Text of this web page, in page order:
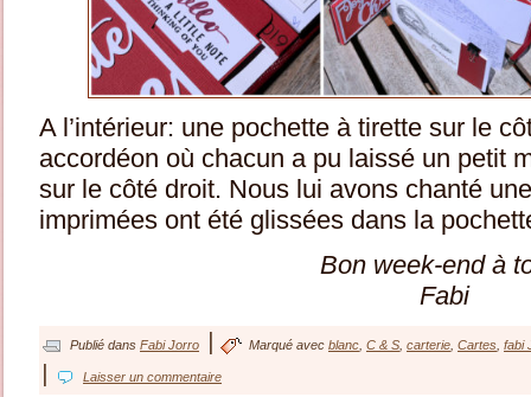
A l’intérieur: une pochette à tirette sur le
accordéon où chacun a pu laissé un petit
sur le côté droit. Nous lui avons chanté
imprimées ont été glissées dans la
Bon week-end à
Fabi
Publié dans Fabi Jorro Marqué avec blanc C & S carterie Cartes fabi
Laisser un commentaire